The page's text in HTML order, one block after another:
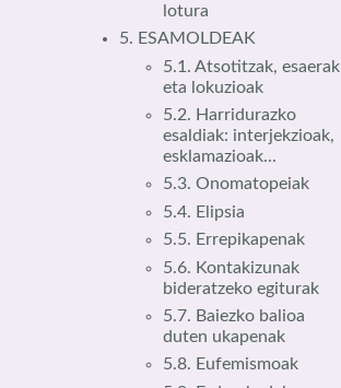
lotura
5. ESAMOLDEAK
5.1. Atsotitzak, esaerak
eta lokuzioak
5.2. Harridurazko
esaldiak: interjekzioak,
esklamazioak...
5.3. Onomatopeiak
5.4. Elipsia
5.5. Errepikapenak
5.6. Kontakizunak
bideratzeko egiturak
5.7. Baiezko balioa
duten ukapenak
5.8. Eufemismoak